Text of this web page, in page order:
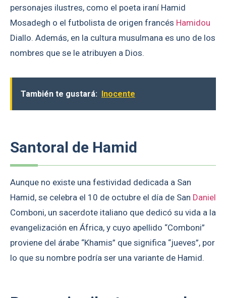
personajes ilustres, como el poeta iraní Hamid
Mosadegh o el futbolista de origen francés Hamidou
Diallo. Además, en la cultura musulmana es uno de los
nombres que se le atribuyen a Dios.
También te gustará: Inocente
Santoral de Hamid
Aunque no existe una festividad dedicada a San
Hamid, se celebra el 10 de octubre el día de San Daniel
Comboni, un sacerdote italiano que dedicó su vida a la
evangelización en África, y cuyo apellido “Comboni”
proviene del árabe “Khamis” que significa “jueves”, por
lo que su nombre podría ser una variante de Hamid.